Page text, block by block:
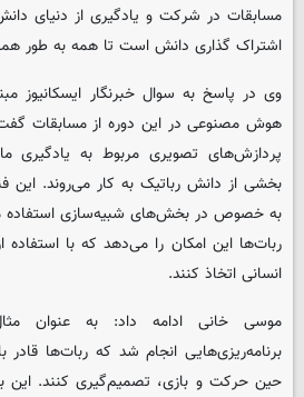
مسابقات در شرکت و یادگیری از دنیای
اشتراک گذاری دانش است تا همه به طور
وی در پاسخ به سوال خبرنگار ایسکانیوز
هوش مصنوعی در این دوره از مسابقات گفت:
پردازش‌های تصویری مربوط به یادگیری
بخشی از دانش رباتیک به کار می‌روند. این
به خصوص در بخش‌های شبیه‌سازی استفاده
ربات‌ها این امکان را می‌دهد که با استفاده
انسانی اتخاذ کنند.
موسی خانی ادامه داد: به عنوان
برنامه‌ریزی‌هایی انجام شد که ربات‌ها
حین حرکت و بازی، تصمیم‌گیری کنند.